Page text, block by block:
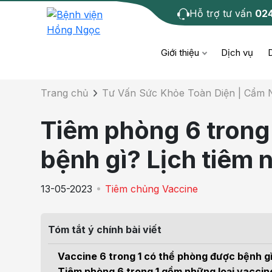
Hỗ trợ tư vấn
Giới thiệu Dịch vụ
Cơ xương khớp
Giáo dục sức khỏe
Tầm soát ung thư
Điện quang can thiệp
Da
Chi tiết bài tư
Trang chủ Tư Vấn Sức Khỏe Toàn Diện | Cẩm
Tiêm phòng 6
bệnh gì? Lịch tiêm
13-05-2023 Tiêm chủng Vaccine
Tóm tắt ý chính bài viết
Vaccine 6 trong 1 có thể phòng được bệnh